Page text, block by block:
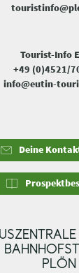
Tourist-Info
+49 (0)4521/
info@eutin-
Deine
LÖN